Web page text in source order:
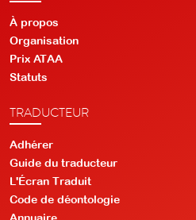
À propos
Organisation
Prix ATAA
Statuts
TRADUCTEUR
Adhérer
Guide du traducteur
L'Écran Traduit
Code de déontologie
Annuaire